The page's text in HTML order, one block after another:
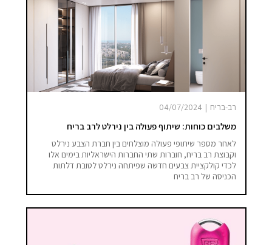
רב-בריח |
04/07/2024
משלבים כוחות: שיתוף פעולה בין נירלט לרב בריח
לאחר מספר שיתופי פעולה מוצלחים בין חברת הצבע נירלט
וקבוצת רב בריח, חוברות שתי החברות הישראליות בימים אלו
לכדי קולקציית צבעים חדשה שפיתחה נירלט לטובת דלתות
הכניסה של רב בריח